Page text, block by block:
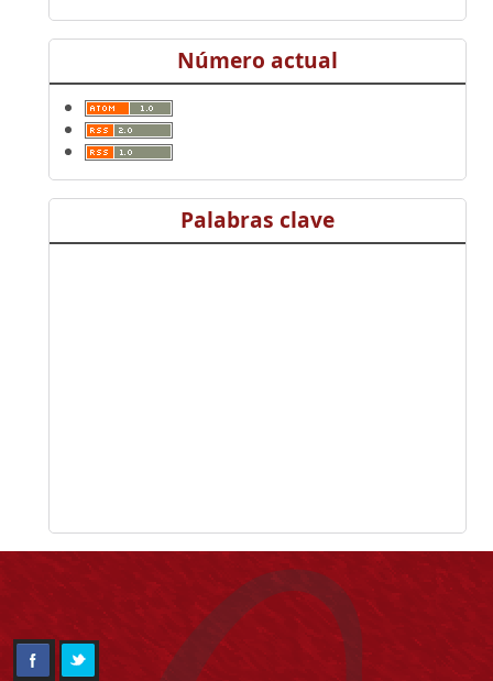
Número actual
Palabras clave